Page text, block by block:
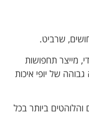
שרביט.
מייצר תחפושות
של יופי איכות
ביותר בכל